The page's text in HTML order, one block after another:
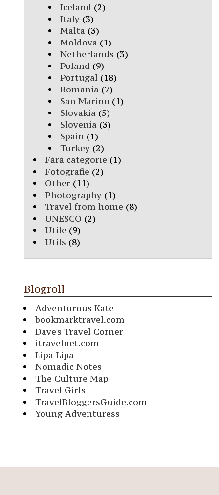
Iceland (2)
Italy(3)
Malta (3)
Moldova (1)
Netherlands (3)
Poland (9)
Portugal(18)
Romania (7)
San Marino (1)
Slovakia (5)
Slovenia (3)
Spain(1)
Turkey(2)
Fără categorie (1)
Fotografie (2)
Other (11)
Photography (1)
Travel from home (8)
UNESCO (2)
Utile (9)
Utils (8)
Blogroll
Adventurous Kate
bookmarktravel.com
Dave's Travel Corner
itravelnet.com
Lipa Lipa
Nomadic Notes
The Culture Map
Travel Girls
TravelBloggersGuide.com
Young Adventuress